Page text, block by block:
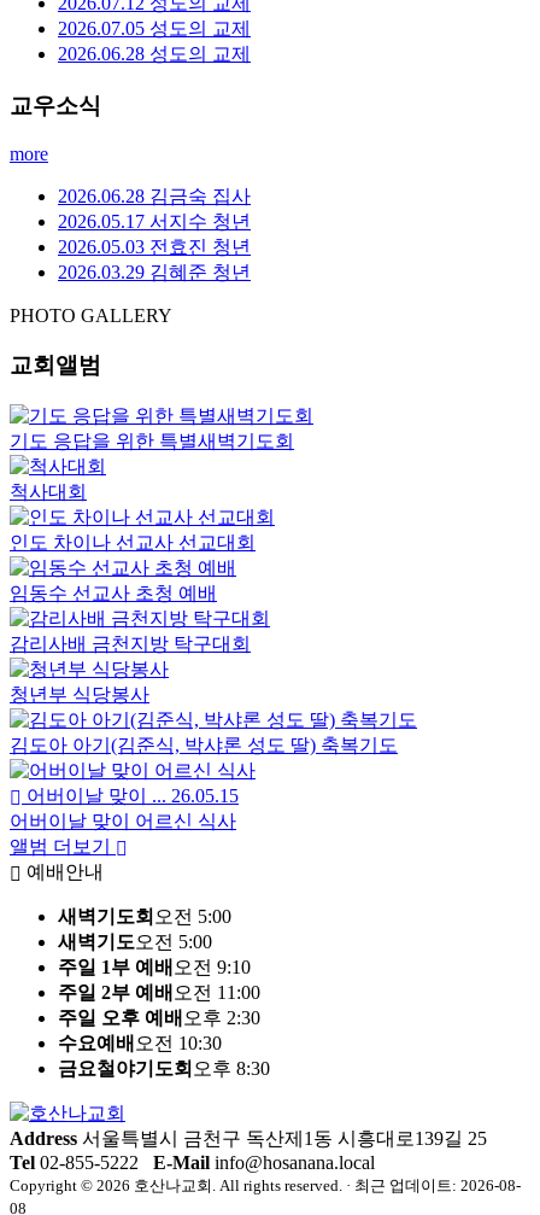
사진갤러리
말씀영상
성도의 교제
새가족등록
자주 묻는 질문
호산나교회 예배시간은 언제인가요?
호산나교회는 주일 1부 예배 오전 9시 10분, 주일 2부 예배 오
전 11시, 주일 오후예배 오후 2시 30분에 드립니다. 수요예배는
오전 10시 30분, 금요철야기도회는 오후 8시 30분이며, 새벽기
도회는 매일 오전 5시에 진행됩니다.
호산나교회는 어디에 있나요?
서울특별시 금천구 독산제1동 시흥대로139길 25에 위치해 있
습니다. 자세한 오시는 길과 주차 안내는 약도 및 주차 페이지
에서 확인하실 수 있습니다.
새가족 등록은 어떻게 하나요?
호산나교회를 처음 방문하셨다면 홈페이지의 새가족등록 페
이지를 통해 등록하실 수 있으며, 담당자가 확인 후 안내해 드
립니다.
아이와 함께 예배드릴 수 있나요?
네, 호산나교회는 아동부·청소년부 등 자녀 세대를 위한 교회
학교를 운영하고 있어 온 가족이 함께 신앙생활을 이어갈 수
있습니다.
성도의교제
more